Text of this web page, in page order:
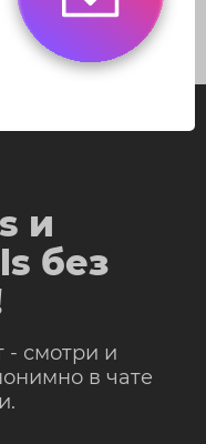
и
без
- смотри и
в чате